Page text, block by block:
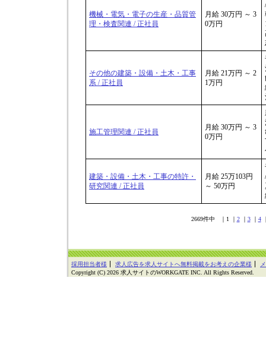
機械・電気・電子の生産・品質管
理・検査関連 / 正社員
月給 30万円 ～ 3
0万円
/
その他の建築・設備・土木・工事
系 / 正社員
月給 21万円 ～ 2
1万円
施工管理関連 / 正社員
月給 30万円 ～ 3
0万円
建築・設備・土木・工事の特許・
研究関連 / 正社員
月給 25万103円
～ 50万円
/
2669件中 ｜1 ｜ 2｜ 3｜ 4
採用担当者様 求人広告を求人サイトへ無料掲載をお考えの企業様
Copyright (C) 2026 求人サイトのWORKGATE INC. All Rights Reserved.